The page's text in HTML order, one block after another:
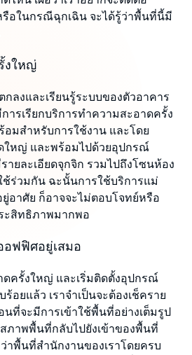
รือในกรณีฉุกเฉิน จะได้รู้ว่าพื้นที่นี้มี
งใหญ่
ลงและเรียนรู้ระบบของตัวอาคาร
ารเรียกบริการทำความสะอาดครั้ง
มสำหรับการใช้งาน และโดย
ใหญ่ และพร้อมไปด้วยอุปกรณ์
ายละเอียดจุกจิก รวมไปถึงโซนห้อง
ร่วมกัน ฉะนั้นการใช้บริการแม่
าศัย ก็อาจจะไม่ตอบโจทย์หรือ
ะสิทธิภาพมากพอ
อฟฟิศอยู่เสมอ
ครั้งใหญ่ และเริ่มติดตั้งอุปกรณ์
อยแล้ว เราจำเป็นจะต้องเช็คราย
นที่จะมีการเข้าใช้พื้นที่อย่างเต็มรูป
ภาพพื้นที่กลับไปยังเข้าของพื้นที่
าพื้นที่สำนักงานของเราโดยครบ